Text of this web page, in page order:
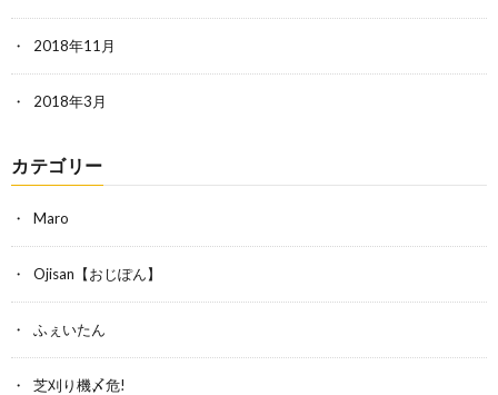
2018年11月
2018年3月
カテゴリー
Maro
Ojisan【おじぽん】
ふぇいたん
芝刈り機〆危!